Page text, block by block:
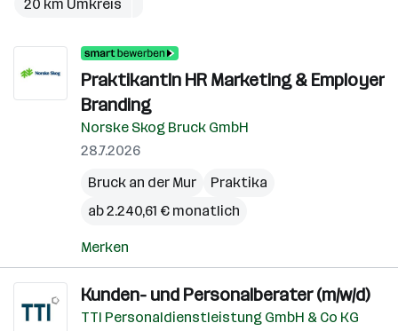
20 km Umkreis
PraktikantIn HR Marketing & Employer
Branding
Norske Skog Bruck GmbH
28.7.2026
Bruck an der Mur
Praktika
ab 2.240,61 € monatlich
Merken
Kunden- und Personalberater (m/w/d)
TTI Personaldienstleistung GmbH & Co KG